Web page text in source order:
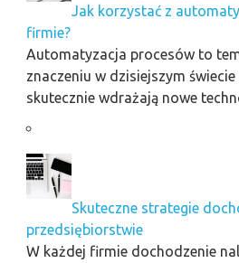
Jak korzystać z
firmie?
Automatyzacja procesów to
znaczeniu w dzisiejszym
skutecznie wdrażają nowe
Skuteczne strategie
przedsiębiorstwie
W każdej firmie dochodzenie